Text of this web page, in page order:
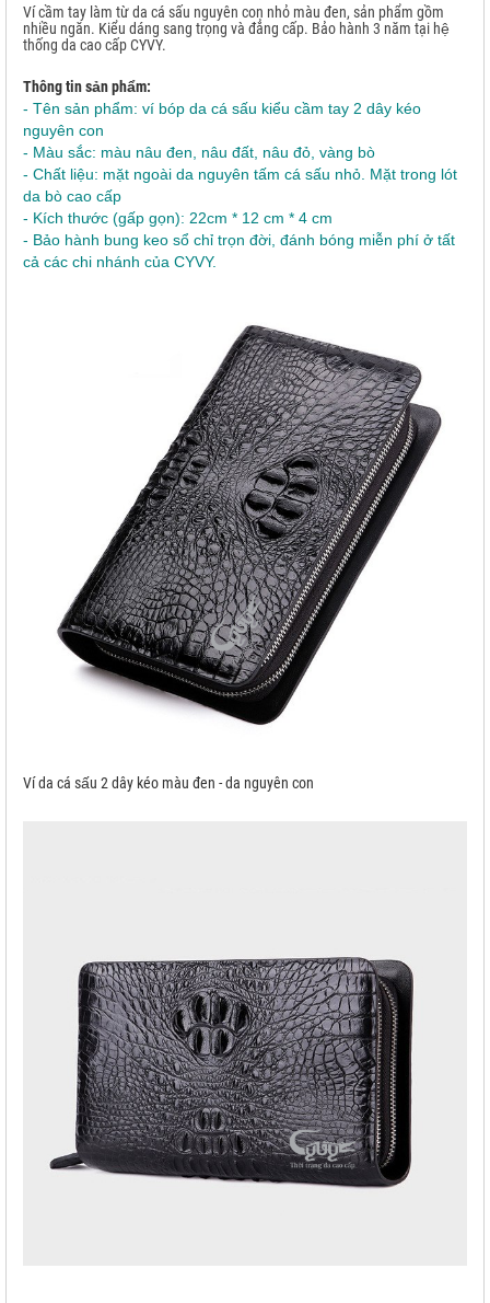
Ví cầm tay làm từ da cá sấu nguyên con nhỏ màu đen, sản phẩm gồm
nhiều ngăn. Kiểu dáng sang trọng và đẳng cấp. Bảo hành 3 năm tại hệ
thống da cao cấp CYVY.
Thông tin sản phẩm:
- Tên sản phẩm: ví bóp da cá sấu kiểu cầm tay 2 dây kéo
nguyên con
- Màu sắc: màu nâu đen, nâu đất, nâu đỏ, vàng bò
- Chất liệu: mặt ngoài da nguyên tấm cá sấu nhỏ. Mặt trong lót
da bò cao cấp
- Kích thước (gấp gọn): 22cm * 12 cm * 4 cm
- Bảo hành bung keo sổ chỉ trọn đời, đánh bóng miễn phí ở tất
cả các chi nhánh của CYVY.
Ví da cá sấu 2 dây kéo màu đen - da nguyên con